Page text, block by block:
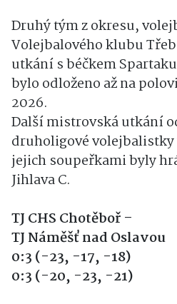
Druhý tým z okresu,
Volejbalového klubu
utkání s béčkem
bylo odloženo až na
2026.
Další mistrovská utkání
druholigové
jejich soupeřkami byly
Jihlava C.
TJ CHS Chotěboř –
TJ Náměšť nad Oslavou
0:3 (-23, -17, -18)
0:3 (-20, -23, -21)